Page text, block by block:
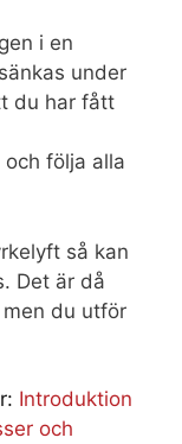
i en
under
du har fått
följa alla
så kan
Det är då
du utför
Introduktion
och